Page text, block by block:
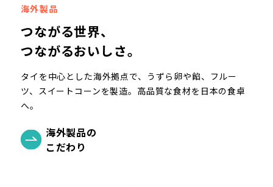
海外製品
つながる世界、
つながるおいしさ。
タイを中心とした海外拠点で、うずら卵や餡、フルー
ツ、スイートコーンを製造。高品質な食材を日本の食卓
へ。
海外製品の
こだわり